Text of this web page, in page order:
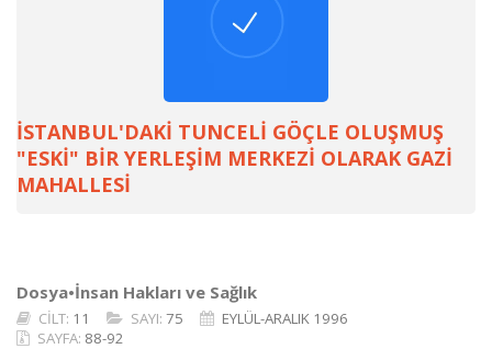
İSTANBUL'DAKİ TUNCELİ GÖÇLE OLUŞMUŞ
"ESKİ" BİR YERLEŞİM MERKEZİ OLARAK GAZİ
MAHALLESİ
Dosya•İnsan Hakları ve Sağlık
CİLT: 11 SAYI: 75
EYLÜL-ARALIK 1996
SAYFA: 88-92